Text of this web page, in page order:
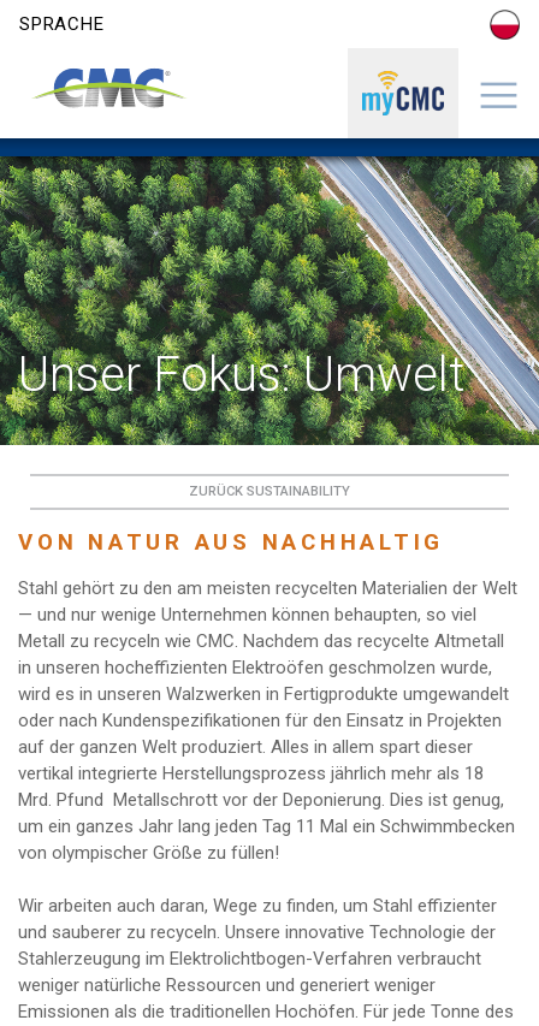
Skip to content
SPRACHE
Unser Fokus: Umwelt
ZURÜCK SUSTAINABILITY
VON NATUR AUS NACHHALTIG
Stahl gehört zu den am meisten recycelten Materialien der Welt
— und nur wenige Unternehmen können behaupten, so viel
Metall zu recyceln wie CMC. Nachdem das recycelte Altmetall
in unseren hocheffizienten Elektroöfen geschmolzen wurde,
wird es in unseren Walzwerken in Fertigprodukte umgewandelt
oder nach Kundenspezifikationen für den Einsatz in Projekten
auf der ganzen Welt produziert. Alles in allem spart dieser
vertikal integrierte Herstellungsprozess jährlich mehr als 18
Mrd. Pfund Metallschrott vor der Deponierung. Dies ist genug,
um ein ganzes Jahr lang jeden Tag 11 Mal ein Schwimmbecken
von olympischer Größe zu füllen!
Wir arbeiten auch daran, Wege zu finden, um Stahl effizienter
und sauberer zu recyceln. Unsere innovative Technologie der
Stahlerzeugung im Elektrolichtbogen-Verfahren verbraucht
weniger natürliche Ressourcen und generiert weniger
Emissionen als die traditionellen Hochöfen. Für jede Tonne des